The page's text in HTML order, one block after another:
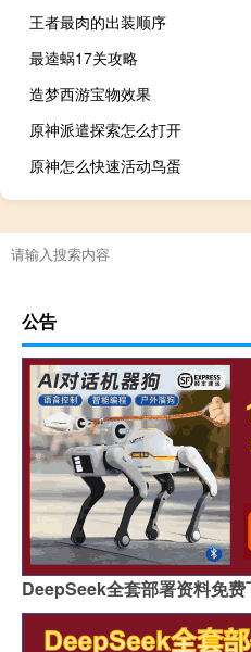
王者最肉的出装顺序
最逵蜗17关攻略
造梦西游宝物效果
原神派遣探索怎么打开
原神怎么快速活动鸟蛋
公告
DeepSeek全套部署资料免费